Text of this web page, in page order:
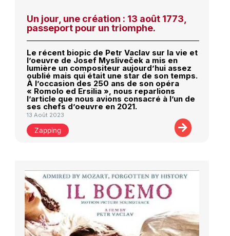
Un jour, une création : 13 août 1773,
passeport pour un triomphe.
Le récent biopic de Petr Vaclav sur la vie et
l’oeuvre de Josef Mysliveček a mis en
lumière un compositeur aujourd’hui assez
oublié mais qui était une star de son temps.
À l’occasion des 250 ans de son opéra
« Romolo ed Ersilia », nous reparlions
l’article que nous avions consacré à l’un de
ses chefs d’oeuvre en 2021.
13 Août 2023
Zapping